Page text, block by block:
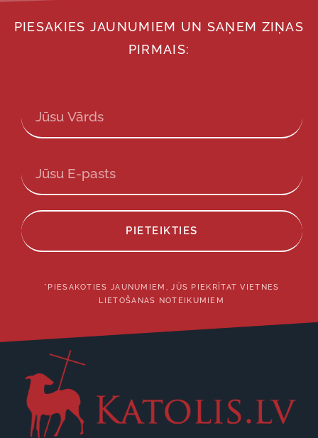
PIESAKIES JAUNUMIEM UN SAŅEM ZIŅAS
PIRMAIS:
PIETEIKTIES
*PIESAKOTIES JAUNUMIEM, JŪS PIEKRĪTAT VIETNES
LIETOŠANAS NOTEIKUMIEM